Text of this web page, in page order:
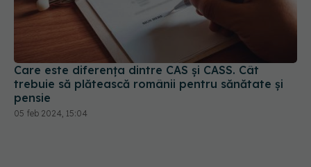
Care este diferența dintre CAS și CASS. Cât
trebuie să plătească românii pentru sănătate și
pensie
05 feb 2024, 15:04